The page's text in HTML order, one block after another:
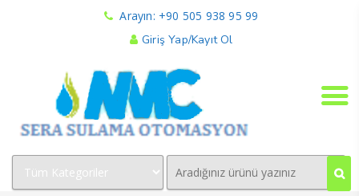
Arayın: +90 505 938 95 99
Giriş Yap/Kayıt Ol